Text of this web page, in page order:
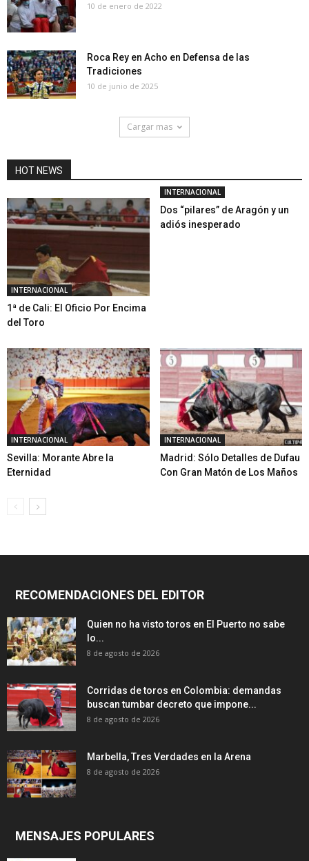
10 de enero de 2022
Roca Rey en Acho en Defensa de las
Tradiciones
10 de junio de 2025
Cargar mas
HOT NEWS
INTERNACIONAL
1ª de Cali: El Oficio Por Encima
del Toro
INTERNACIONAL
Dos “pilares” de Aragón y un
adiós inesperado
INTERNACIONAL
Sevilla: Morante Abre la
Eternidad
INTERNACIONAL
Madrid: Sólo Detalles de Dufau
Con Gran Matón de Los Maños
RECOMENDACIONES DEL EDITOR
Quien no ha visto toros en El Puerto no sabe
lo...
8 de agosto de 2026
Corridas de toros en Colombia: demandas
buscan tumbar decreto que impone...
8 de agosto de 2026
Marbella, Tres Verdades en la Arena
8 de agosto de 2026
MENSAJES POPULARES